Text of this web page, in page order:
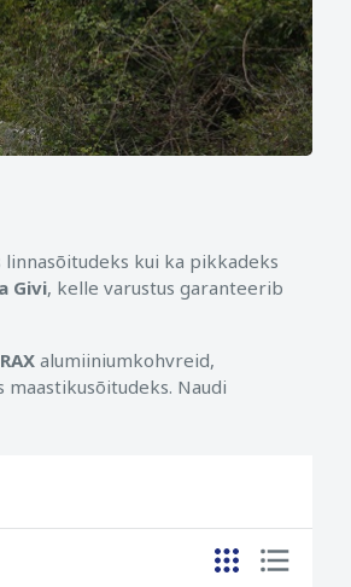
kui ka pikkadeks
Givi, kelle varustus garanteerib
alumiiniumkohvreid,
Naudi